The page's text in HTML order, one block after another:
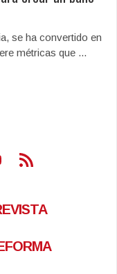
se ha convertido en
métricas que ...
Feed RSS